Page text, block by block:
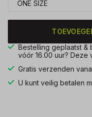
Bestelling geplaatst
vóór 16.00 uur?
Gratis verzenden
U kunt veilig betalen